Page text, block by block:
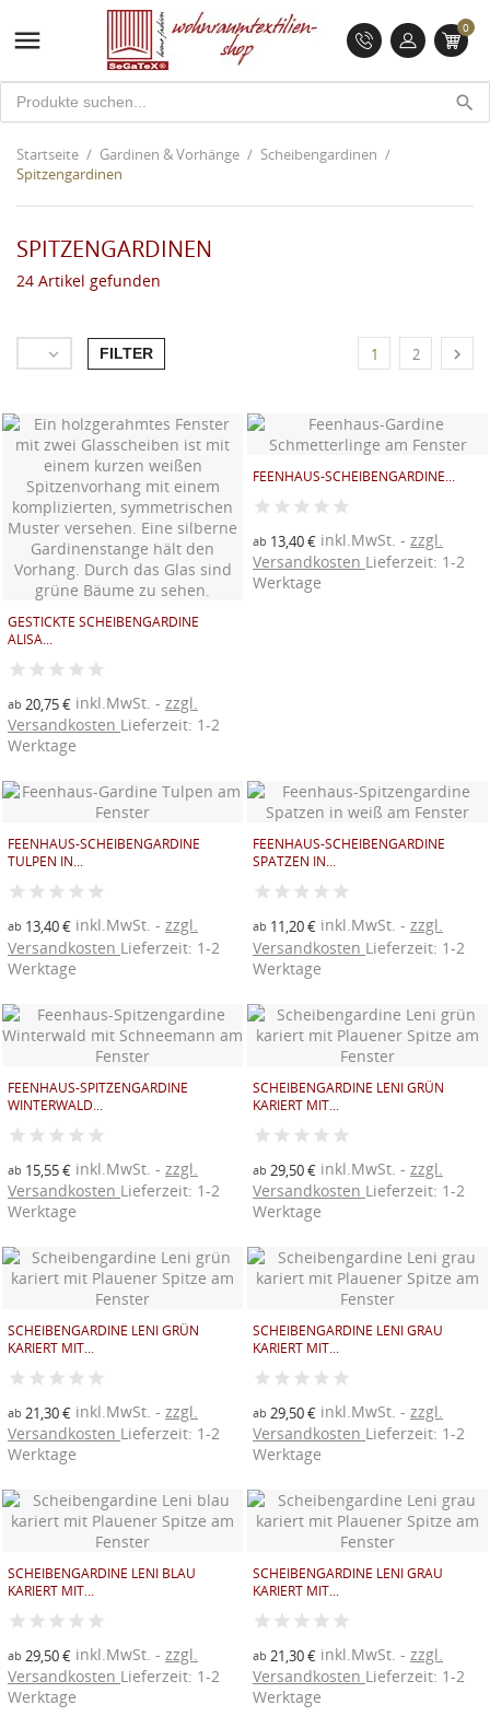
 0
search
Startseite Gardinen & Vorhänge
Scheibengardinen
Spitzengardinen
SPITZENGARDINEN
24 Artikel gefunden
 FILTER 1 2 
GESTICKTE SCHEIBENGARDINE
ALISA...
ab 20,75 € inkl.MwSt.
zzgl.
Versandkosten Lieferzeit: 1-2
Werktage
FEENHAUS-SCHEIBENGARDINE...
ab 13,40 € inkl.MwSt.
zzgl.
Versandkosten Lieferzeit: 1-2
Werktage
FEENHAUS-SCHEIBENGARDINE
TULPEN IN...
ab 13,40 € inkl.MwSt.
zzgl.
Versandkosten Lieferzeit: 1-2
Werktage
FEENHAUS-SCHEIBENGARDINE
SPATZEN IN...
ab 11,20 € inkl.MwSt.
zzgl.
Versandkosten Lieferzeit: 1-2
Werktage
FEENHAUS-SPITZENGARDINE
WINTERWALD...
ab 15,55 € inkl.MwSt.
zzgl.
Versandkosten Lieferzeit: 1-2
Werktage
SCHEIBENGARDINE LENI GRÜN
KARIERT MIT...
ab 29,50 € inkl.MwSt.
zzgl.
Versandkosten Lieferzeit: 1-2
Werktage
SCHEIBENGARDINE LENI GRÜN
KARIERT MIT...
ab 21,30 € inkl.MwSt.
zzgl.
Versandkosten Lieferzeit: 1-2
Werktage
SCHEIBENGARDINE LENI GRAU
KARIERT MIT...
ab 29,50 € inkl.MwSt.
zzgl.
Versandkosten Lieferzeit: 1-2
Werktage
SCHEIBENGARDINE LENI BLAU
KARIERT MIT...
ab 29,50 € inkl.MwSt.
zzgl.
Versandkosten Lieferzeit: 1-2
Werktage
SCHEIBENGARDINE LENI GRAU
KARIERT MIT...
ab 21,30 € inkl.MwSt.
zzgl.
Versandkosten Lieferzeit: 1-2
Werktage